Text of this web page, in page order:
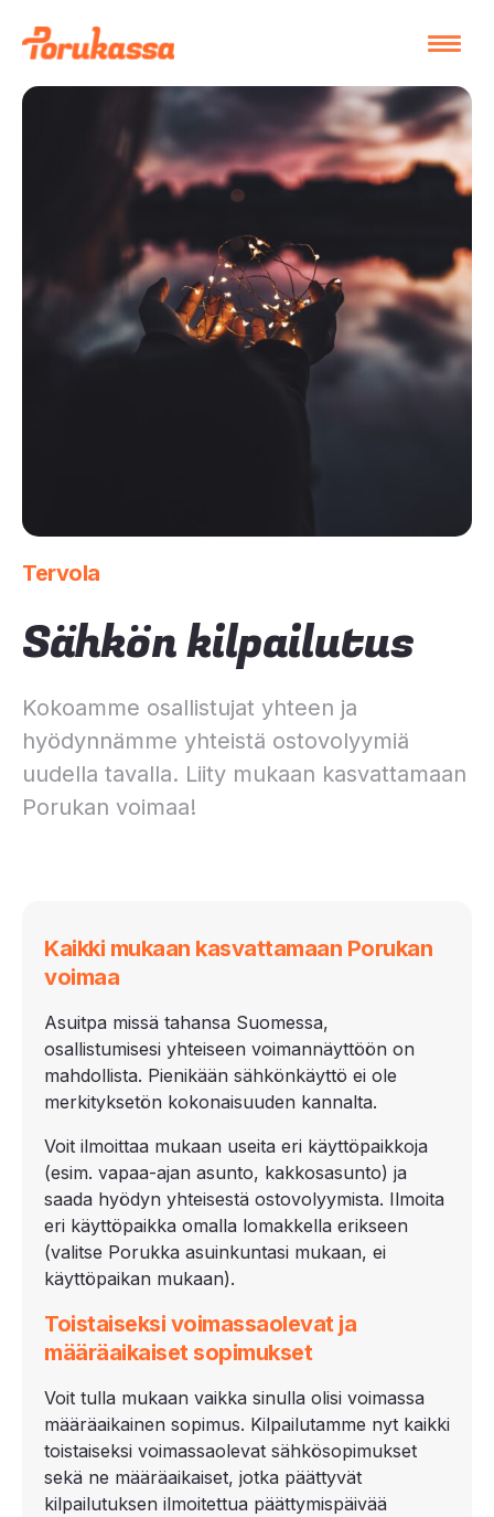
Tervola
Sähkön kilpailutus
Kokoamme osallistujat yhteen ja
hyödynnämme yhteistä ostovolyymiä
uudella tavalla. Liity mukaan kasvattamaan
Porukan voimaa!
Kaikki mukaan kasvattamaan Porukan
voimaa
Asuitpa missä tahansa Suomessa,
osallistumisesi yhteiseen voimannäyttöön on
mahdollista. Pienikään sähkönkäyttö ei ole
merkityksetön kokonaisuuden kannalta.
Voit ilmoittaa mukaan useita eri käyttöpaikkoja
(esim. vapaa-ajan asunto, kakkosasunto) ja
saada hyödyn yhteisestä ostovolyymista. Ilmoita
eri käyttöpaikka omalla lomakkella erikseen
(valitse Porukka asuinkuntasi mukaan, ei
käyttöpaikan mukaan).
Toistaiseksi voimassaolevat ja
määräaikaiset sopimukset
Voit tulla mukaan vaikka sinulla olisi voimassa
määräaikainen sopimus. Kilpailutamme nyt kaikki
toistaiseksi voimassaolevat sähkösopimukset
sekä ne määräaikaiset, jotka päättyvät
kilpailutuksen ilmoitettua päättymispäivää